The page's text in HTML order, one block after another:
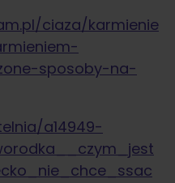
ciaza/karmienie
sposoby-na-
a14949-